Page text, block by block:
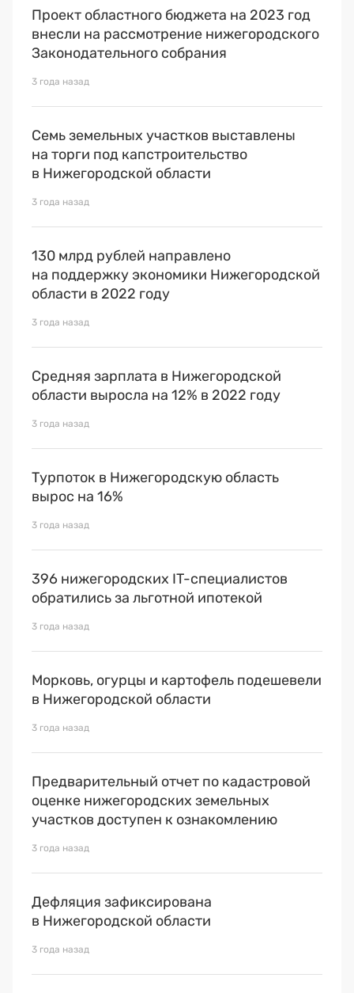
Проект областного бюджета на 2023 год
внесли на рассмотрение нижегородского
Законодательного собрания
3 года назад
Семь земельных участков выставлены
на торги под капстроительство
в Нижегородской области
3 года назад
130 млрд рублей направлено
на поддержку экономики Нижегородской
области в 2022 году
3 года назад
Средняя зарплата в Нижегородской
области выросла на 12% в 2022 году
3 года назад
Турпоток в Нижегородскую область
вырос на 16%
3 года назад
396 нижегородских IT-специалистов
обратились за льготной ипотекой
3 года назад
Морковь, огурцы и картофель подешевели
в Нижегородской области
3 года назад
Предварительный отчет по кадастровой
оценке нижегородских земельных
участков доступен к ознакомлению
3 года назад
Дефляция зафиксирована
в Нижегородской области
3 года назад